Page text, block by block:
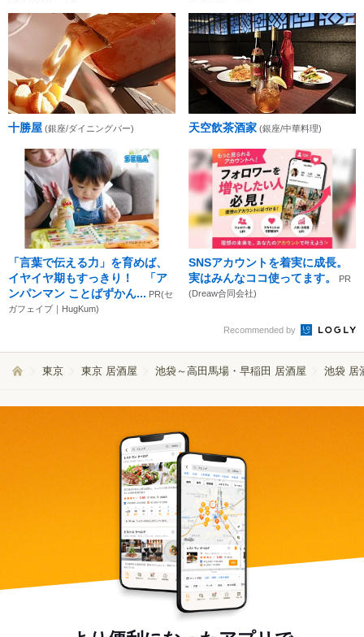
十勝屋 (銀座/ダイニングバー) 天空飲茶酒家 (銀座/中華料理)
「言葉で伝える力」を育めば、
イヤイヤ期もすっきり！ 「ア
ンパンマン ことばずかん... PR(セ
ガフェイブ｜HugKum)
SNSアカウントを着実に成長。
実はみんなココ使ってます。
PR
(Dreaw合同会社)
Recommended by
東京 東京 居酒屋 池袋～高田馬場・早稲田 居酒屋 池袋 居